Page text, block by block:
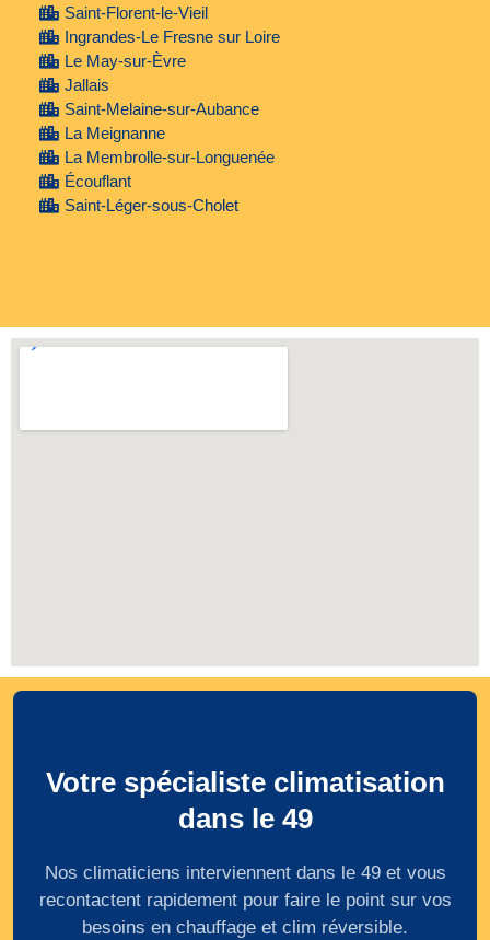
Saint-Florent-le-Vieil
Ingrandes-Le Fresne sur Loire
Le May-sur-Èvre
Jallais
Saint-Melaine-sur-Aubance
La Meignanne
La Membrolle-sur-Longuenée
Écouflant
Saint-Léger-sous-Cholet
Votre spécialiste climatisation
dans le 49
Nos climaticiens interviennent dans le 49 et vous
recontactent rapidement pour faire le point sur vos
besoins en chauffage et clim réversible.